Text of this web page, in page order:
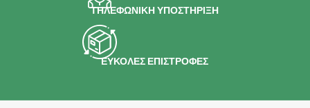
ΤΗΛΕΦΩΝΙΚΗ ΥΠΟΣΤΗΡΙΞΗ
ΕΥΚΟΛΕΣ ΕΠΙΣΤΡΟΦΕΣ